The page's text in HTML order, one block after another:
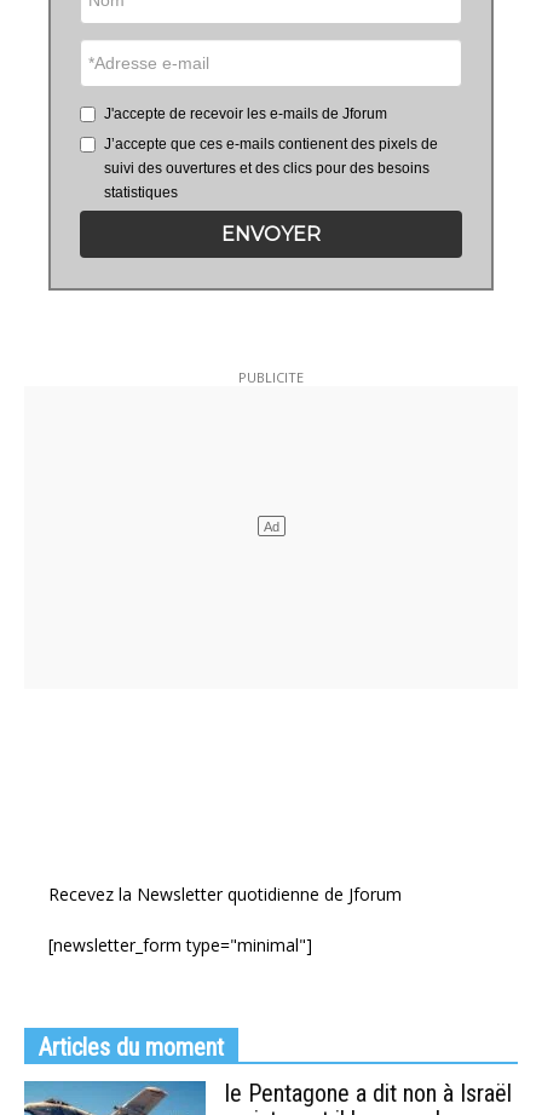
J'accepte de recevoir les e-mails de Jforum
J’accepte que ces e-mails contienent des pixels de
suivi des ouvertures et des clics pour des besoins
statistiques
ENVOYER
Recevez la Newsletter quotidienne de Jforum
[newsletter_form type="minimal"]
Articles du moment
le Pentagone a dit non à Israël